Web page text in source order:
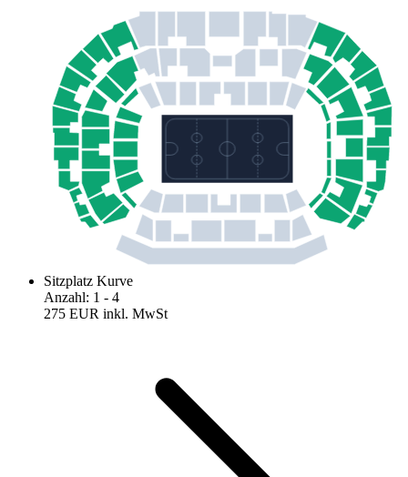
Sitzplatz Kurve
Anzahl: 1 - 4
275 EUR inkl. MwSt